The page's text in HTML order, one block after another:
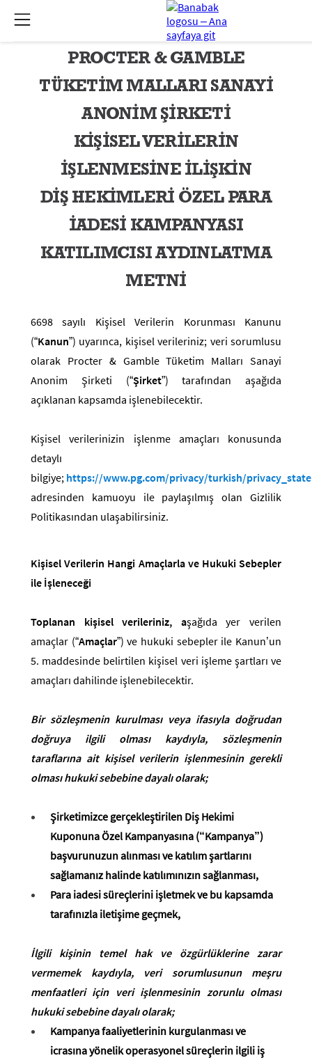
PROCTER & GAMBLE
TÜKETİM MALLARI SANAYİ
ANONİM ŞİRKETİ
KİŞİSEL VERİLERİN
İŞLENMESİNE İLİŞKİN
DİŞ HEKİMLERİ ÖZEL PARA
İADESİ KAMPANYASI
KATILIMCISI AYDINLATMA
METNİ
6698 sayılı Kişisel Verilerin Korunması Kanunu
(“Kanun”) uyarınca, kişisel verileriniz; veri sorumlusu
olarak Procter & Gamble Tüketim Malları Sanayi
Anonim Şirketi (“Şirket”) tarafından aşağıda
açıklanan kapsamda işlenebilecektir.
Kişisel verilerinizin işlenme amaçları konusunda
detaylı
bilgiye; https://www.pg.com/privacy/turkish/
adresinden kamuoyu ile paylaşılmış olan Gizlilik
Politikasından ulaşabilirsiniz.
Kişisel Verilerin Hangi Amaçlarla ve Hukuki Sebepler
ile İşleneceği
Toplanan kişisel verileriniz, aşağıda yer verilen
amaçlar (“Amaçlar”)ve hukuki sebepler ile Kanun’un
5. maddesinde belirtilen kişisel veri işleme şartları ve
amaçları dahilinde işlenebilecektir.
Bir sözleşmenin kurulması veya ifasıyla doğrudan
doğruya ilgili olması kaydıyla, sözleşmenin
taraflarına ait kişisel verilerin işlenmesinin gerekli
olması hukuki sebebine dayalı olarak;
Şirketimizce gerçekleştirilen Diş Hekimi
Kuponuna Özel Kampanyasına (“Kampanya”)
başvurunuzun alınması ve katılım şartlarını
sağlamanız halinde katılımınızın sağlanması,
Para iadesi süreçlerini işletmek ve bu kapsamda
tarafınızla iletişime geçmek,
İlgili kişinin temel hak ve özgürlüklerine zarar
vermemek kaydıyla, veri sorumlusunun meşru
menfaatleri için veri işlenmesinin zorunlu olması
hukuki sebebine dayalı olarak;
Kampanya faaliyetlerinin kurgulanması ve
icrasına yönelik operasyonel süreçlerin ilgili iş